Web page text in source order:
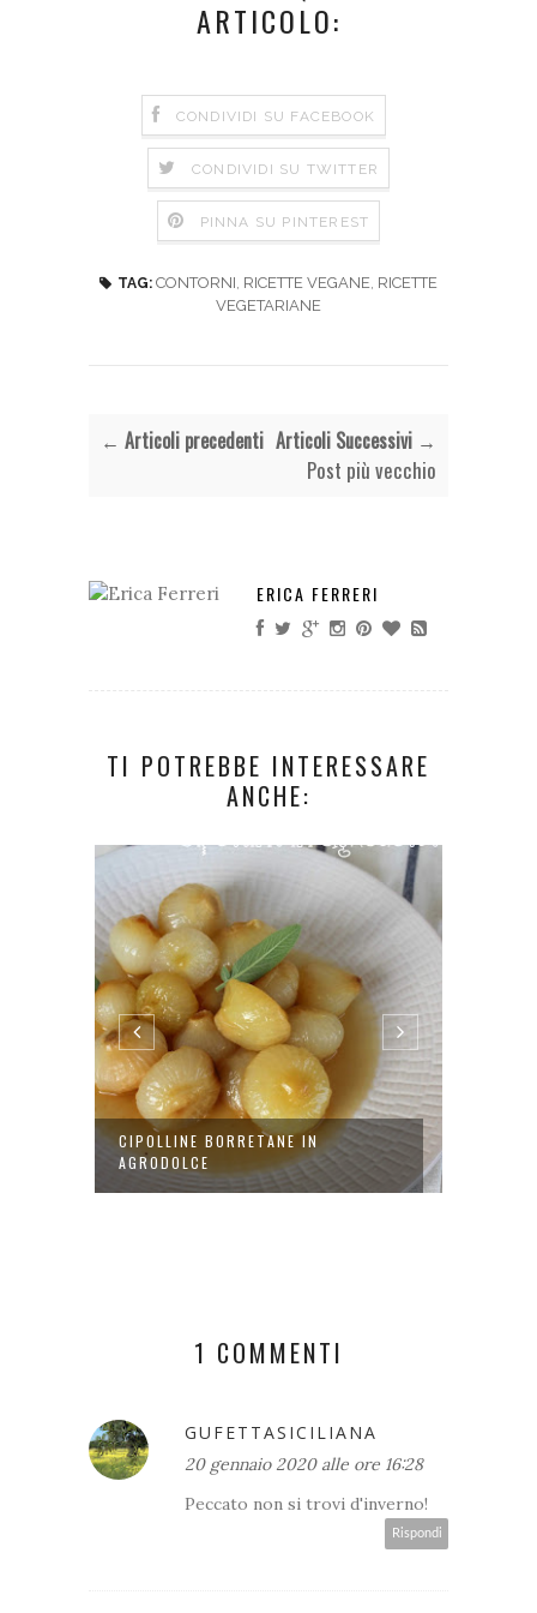
ARTICOLO:
CONDIVIDI SU FACEBOOK
CONDIVIDI SU TWITTER
PINNA SU PINTEREST
TAG: CONTORNI RICETTE VEGANE RICETTE
VEGETARIANE
← Articoli precedenti Articoli Successivi →
Post più vecchio
ERICA FERRERI
TI POTREBBE INTERESSARE
ANCHE:
CIPOLLINE BORRETANE IN
AGRODOLCE
1 COMMENTI
GUFETTASICILIANA
20 gennaio 2020 alle ore 16:28
Peccato non si trovi d'inverno!
Rispondi